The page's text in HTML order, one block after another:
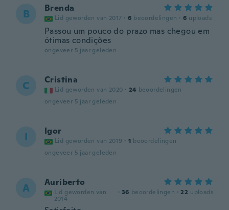
B Brenda
Lid geworden van 2017 · 6 beoordelingen · 6 uploads
Passou um pouco do prazo mas chegou em
ótimas condições
ongeveer 5 jaar geleden
C Cristina
Lid geworden van 2020 · 24 beoordelingen
ongeveer 5 jaar geleden
I Igor
Lid geworden van 2019 · 1 beoordelingen
ongeveer 5 jaar geleden
A Auriberto
Lid geworden van
2014
· 36 beoordelingen · 22 uploads